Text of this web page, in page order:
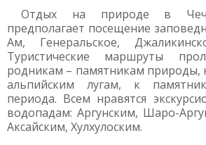
Отдых на природе в
предполагает посещение
Ам, Генеральское,
Туристические маршруты
родникам – памятникам природы,
альпийским лугам, к
периода. Всем нравятся
водопадам: Аргунским, Шаро-
Аксайским, Хулхулоским.